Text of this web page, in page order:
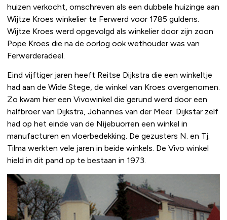
huizen verkocht, omschreven als een dubbele huizinge aan
Wijtze Kroes winkelier te Ferwerd voor 1785 guldens.
Wijtze Kroes werd opgevolgd als winkelier door zijn zoon
Pope Kroes die na de oorlog ook wethouder was van
Ferwerderadeel.
Eind vijftiger jaren heeft Reitse Dijkstra die een winkeltje
had aan de Wide Stege, de winkel van Kroes overgenomen.
Zo kwam hier een Vivowinkel die gerund werd door een
halfbroer van Dijkstra, Johannes van der Meer. Dijkstar zelf
had op het einde van de Nijebuorren een winkel in
manufacturen en vloerbedekking. De gezusters N. en Tj.
Tilma werkten vele jaren in beide winkels. De Vivo winkel
hield in dit pand op te bestaan in 1973.